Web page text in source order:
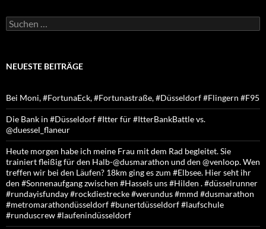
Suchen
nach:
NEUESTE BEITRÄGE
Bei Moni, #FortunaEck, #Fortunastraße, #Düsseldorf #Flingern #F95
Die Bank in #Düsseldorf #Itter für #ItterBankBattle vs.
@duessel_flaneur
Heute morgen habe ich meine Frau mit dem Rad begleitet. Sie
trainiert fleißig für den Halb-@dusmarathon und den @venloop. Wen
treffen wir bei den Läufen? 18km ging es zum #Elbsee. Hier seht ihr
den #Sonnenaufgang zwischen #Hassels uns #Hilden . #düsselrunner
#rundayisfunday #rockdiestrecke #werundus #mmd #dusmarathon
#metromarathondüsseldorf #bunertdüsseldorf #laufschule
#runduscrew #laufenindüsseldorf